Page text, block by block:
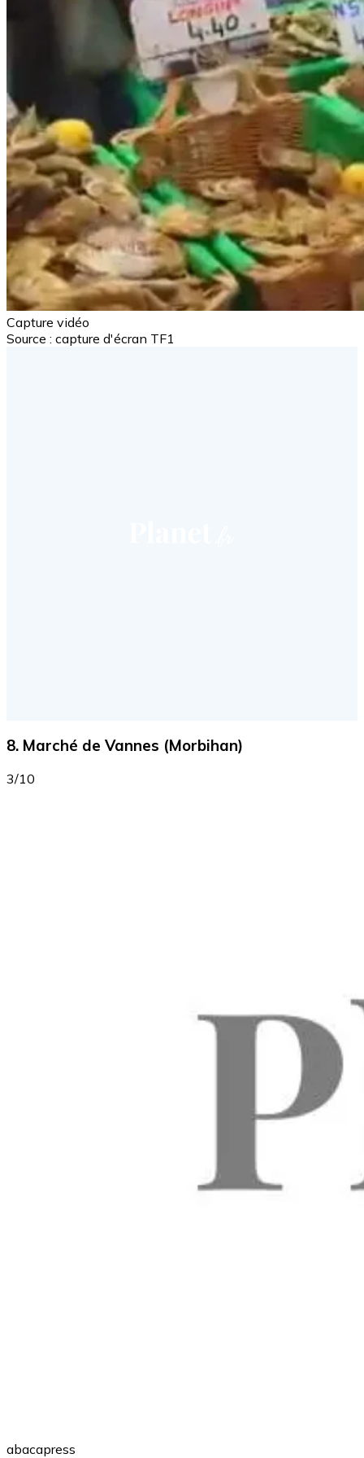
Capture vidéo
Source : capture d'écran TF1
8. Marché de Vannes (Morbihan)
3/10
abacapress